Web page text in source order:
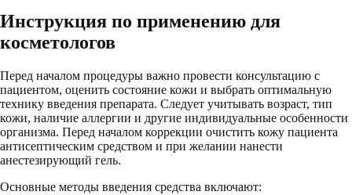
Инструкция по применению для
косметологов
Перед началом процедуры важно провести консультацию с
пациентом, оценить состояние кожи и выбрать оптимальную
технику введения препарата. Следует учитывать возраст, тип
кожи, наличие аллергии и другие индивидуальные особенности
организма. Перед началом коррекции очистить кожу пациента
антисептическим средством и при желании нанести
анестезирующий гель.
Основные методы введения средства включают: